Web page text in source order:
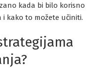
kada bi bilo korisno
i kako to možete učiniti.